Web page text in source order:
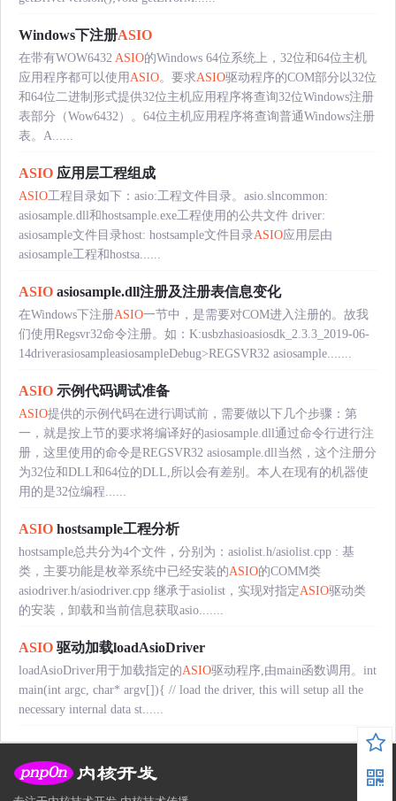
Windows下注册ASIO
在带有WOW6432 ASIO的Windows 64位系统上，32位和64位主机
应用程序都可以使用ASIO。要求ASIO驱动程序的COM部分以32位
和64位二进制形式提供32位主机应用程序将查询32位Windows注册
表部分（Wow6432）。64位主机应用程序将查询普通Windows注册
表。A......
ASIO 应用层工程组成
ASIO工程目录如下：asio:工程文件目录。asio.slncommon:
asiosample.dll和hostsample.exe工程使用的公共文件 driver:
asiosample文件目录host: hostsample文件目录ASIO应用层由
asiosample工程和hostsa......
ASIO asiosample.dll注册及注册表信息变化
在Windows下注册ASIO一节中，是需要对COM进入注册的。故我
们使用Regsvr32命令注册。如：K:usbzhasioasiosdk_2.3.3_2019-06-
14driverasiosampleasiosampleDebug>REGSVR32 asiosample.......
ASIO 示例代码调试准备
ASIO提供的示例代码在进行调试前，需要做以下几个步骤：第
一，就是按上节的要求将编译好的asiosample.dll通过命令行进行注
册，这里使用的命令是REGSVR32 asiosample.dll当然，这个注册分
为32位和DLL和64位的DLL,所以会有差别。本人在现有的机器使
用的是32位编程......
ASIO hostsample工程分析
hostsample总共分为4个文件，分别为：asiolist.h/asiolist.cpp : 基
类，主要功能是枚举系统中已经安装的ASIO的COMM类
asiodriver.h/asiodriver.cpp 继承于asiolist，实现对指定ASIO驱动类
的安装，卸载和当前信息获取asio.......
ASIO 驱动加载loadAsioDriver
loadAsioDriver用于加载指定的ASIO驱动程序,由main函数调用。int
main(int argc, char* argv[]){ // load the driver, this will setup all the
necessary internal data st......